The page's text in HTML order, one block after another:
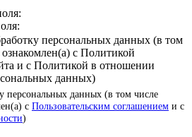
персональных данных (в том
с Политикой
и с Политикой в отношении
данных)
персональных данных (в том числе
с Пользовательским соглашением и с
)